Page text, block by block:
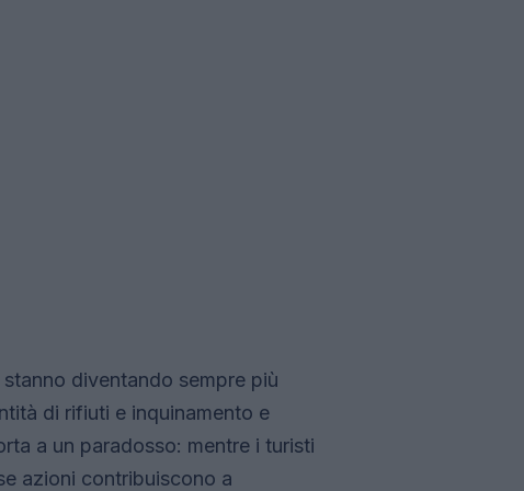
diventando sempre più
di rifiuti e inquinamento e
a un paradosso: mentre i turisti
azioni contribuiscono a